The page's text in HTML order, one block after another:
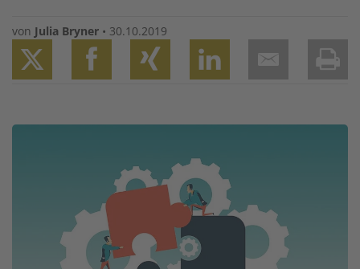
von Julia Bryner • 30.10.2019